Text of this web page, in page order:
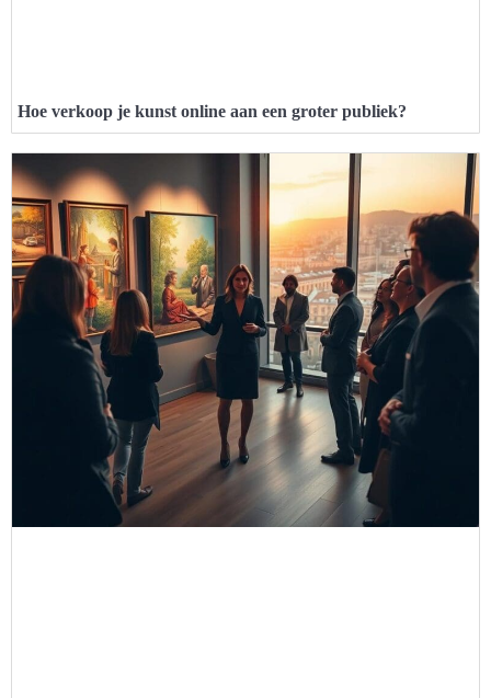
Hoe verkoop je kunst online aan een groter publiek?